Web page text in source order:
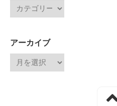
アーカイブ